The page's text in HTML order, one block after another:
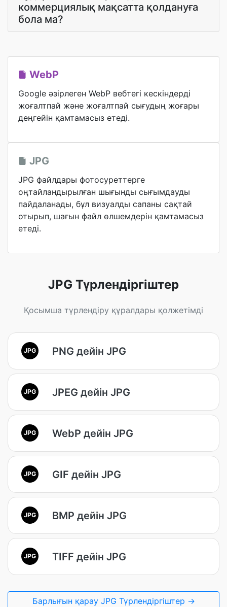
коммерциялық мақсатта қолдануға
бола ма?
WebP
Google әзірлеген WebP вебтегі кескіндерді
жоғалтпай және жоғалтпай сығудың жоғары
деңгейін қамтамасыз етеді.
JPG
JPG файлдары фотосуреттерге
оңтайландырылған шығынды сығымдауды
пайдаланады, бұл визуалды сапаны сақтай
отырып, шағын файл өлшемдерін қамтамасыз
етеді.
JPG Түрлендіргіштер
Қосымша түрлендіру құралдары қолжетімді
JPG PNG дейін JPG
JPG JPEG дейін JPG
JPG WebP дейін JPG
JPG GIF дейін JPG
JPG BMP дейін JPG
JPG TIFF дейін JPG
Барлығын қарау JPG Түрлендіргіштер →